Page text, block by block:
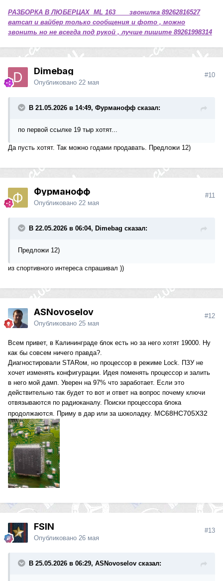
РАЗБОРКА В ЛЮБЕРЦАХ ML 163 звонилка 89262816527
ватсап и вайбер только сообщения и фото , можно
звонить но не всегда под рукой , лучше пишите 89261998314
Dimebag
Опубликовано 22 мая
#10
В 21.05.2026 в 14:49, Фурманофф сказал:
по первой ссылке 19 тыр хотят...
Да пусть хотят. Так можно годами продавать. Предложи 12)
Фурманофф
Опубликовано 22 мая
#11
В 22.05.2026 в 06:04, Dimebag сказал:
Предложи 12)
из спортивного интереса спрашивал ))
ASNovoselov
Опубликовано 25 мая
#12
Всем привет, в Калининграде блок есть но за него хотят 19000. Ну
как бы совсем ничего правда?.
Диагностировали STARом, но процессор в режиме Lock. ПЗУ не
хочет изменять конфигурации. Идея поменять процессор и залить
в него мой дамп. Уверен на 97% что заработает. Если это
действительно так будет то вот и ответ на вопрос почему ключи
отвязываются по радиоканалу. Поиски процессора блока
продолжаются. Приму в дар или за шоколадку. МС68НС705Х32
FSIN
Опубликовано 26 мая
#13
В 25.05.2026 в 06:29, ASNovoselov сказал: